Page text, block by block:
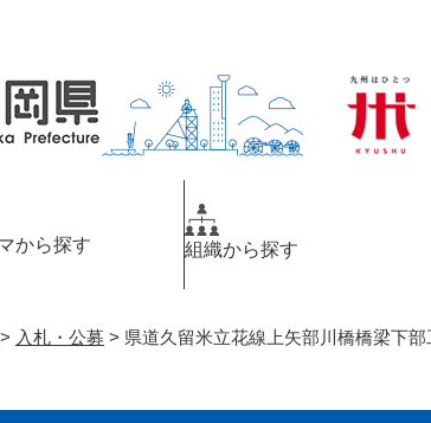
から探す 組織から探す
> 入札・公募 > 県道久留米立花線上矢部川橋橋梁下